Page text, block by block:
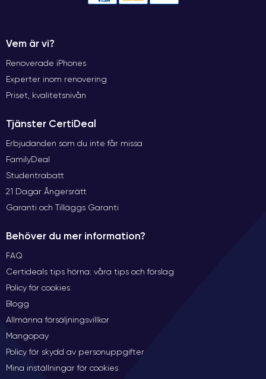
Vem är vi?
Renoverade iPhones
Experter inom renovering
Priset, kvalitetsnivån
Tjänster CertiDeal
Erbjudanden som du inte får missa
FamilyDeal
Studentrabatt
21 Dagar Ångersrätt
Garanti och Tilläggs Garanti
Behöver du mer information?
FAQ
Certideals tips hörna: våra tips och förslag
Policy för cookies
Blogg
Allmänna försäljningsvillkor
Mangopay
Policy för skydd av personuppgifter
Mina inställningar för cookies